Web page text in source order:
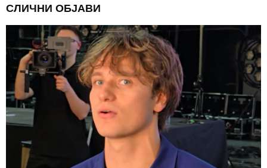
СЛИЧНИ ОБЈАВИ